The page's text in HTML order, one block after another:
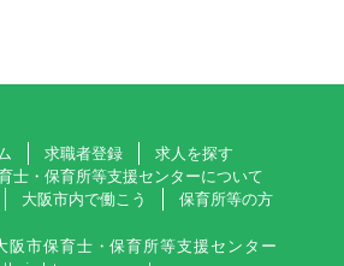
求職者登録
求人を探す
士・保育所等支援センターについて
大阪市内で働こう 保育所等の方
市保育士・保育所等支援センター